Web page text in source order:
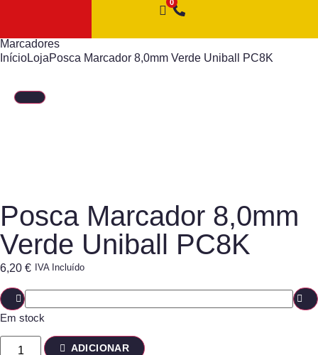
Marcadores
InícioLojaPosca Marcador 8,0mm Verde Uniball PC8K
Posca Marcador 8,0mm
Verde Uniball PC8K
6,20 € IVA Incluído
Em stock
ADICIONAR